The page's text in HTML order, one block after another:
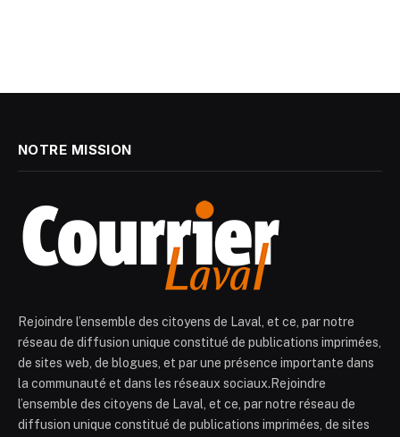
NOTRE MISSION
Rejoindre l’ensemble des citoyens de Laval, et ce, par notre
réseau de diffusion unique constitué de publications imprimées,
de sites web, de blogues, et par une présence importante dans
la communauté et dans les réseaux sociaux.Rejoindre
l’ensemble des citoyens de Laval, et ce, par notre réseau de
diffusion unique constitué de publications imprimées, de sites